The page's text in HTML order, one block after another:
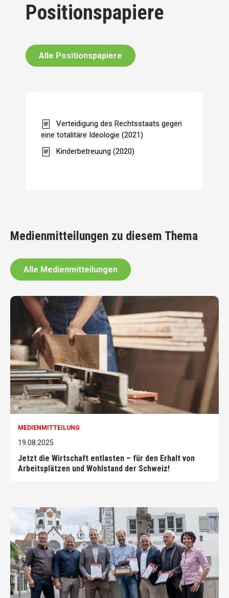
Positionspapiere
Alle Positionspapiere
Verteidigung des Rechtsstaats gegen
eine totalitäre Ideologie (2021)
Kinderbetreuung (2020)
Medienmitteilungen zu diesem Thema
Alle Medienmitteilungen
MEDIENMITTEILUNG
19.08.2025
Jetzt die Wirtschaft entlasten – für den Erhalt von
Arbeitsplätzen und Wohlstand der Schweiz!